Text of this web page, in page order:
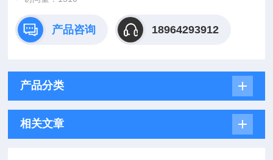
产品咨询 18964293912
产品分类
相关文章